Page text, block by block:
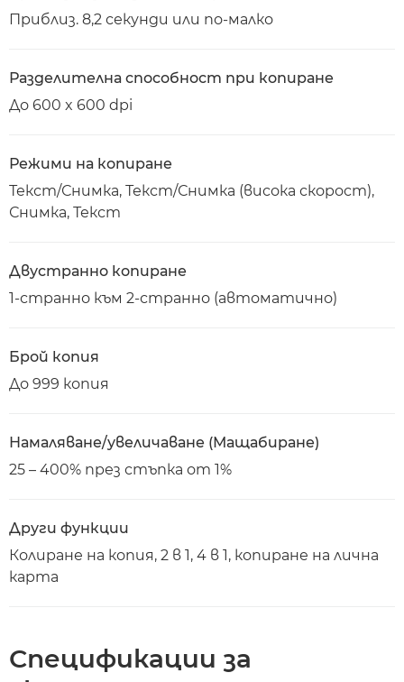
Приблиз. 8,2 секунди или по-малко
Разделителна способност при копиране
До 600 x 600 dpi
Режими на копиране
Текст/Снимка, Текст/Снимка (висока скорост),
Снимка, Текст
Двустранно копиране
1-странно към 2-странно (автоматично)
Брой копия
До 999 копия
Намаляване/увеличаване (Мащабиране)
25 – 400% през стъпка от 1%
Други функции
Колиране на копия, 2 в 1, 4 в 1, копиране на лична
карта
Спецификации за